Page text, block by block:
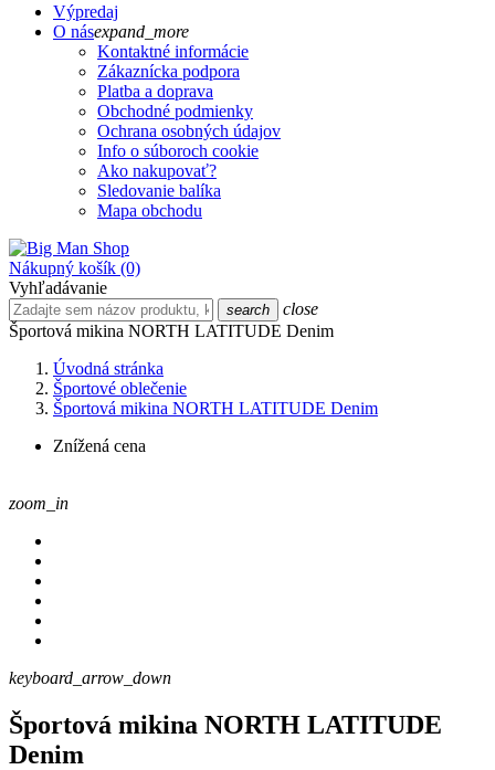
Výpredaj
O násexpand_more
Kontaktné informácie
Zákaznícka podpora
Platba a doprava
Obchodné podmienky
Ochrana osobných údajov
Info o súboroch cookie
Ako nakupovať?
Sledovanie balíka
Mapa obchodu
Nákupný košík (0)
Vyhľadávanie
search
close
Športová mikina NORTH LATITUDE Denim
Úvodná stránka
Športové oblečenie
Športová mikina NORTH LATITUDE Denim
Znížená cena
zoom_in
keyboard_arrow_down
Športová mikina NORTH LATITUDE
Denim